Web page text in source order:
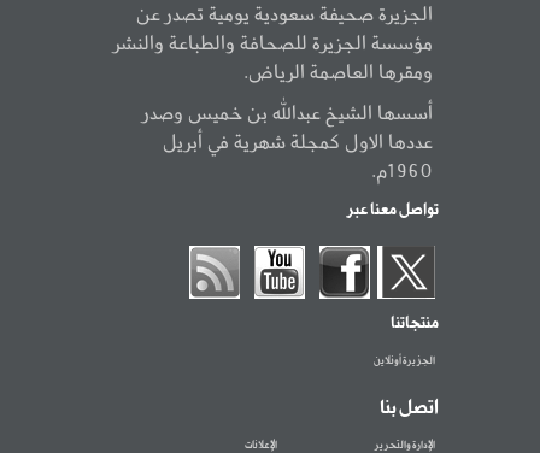
الجزيرة صحيفة سعودية يومية تصدر عن
مؤسسة الجزيرة للصحافة والطباعة والنشر
ومقرها العاصمة الرياض.
أسسها الشيخ عبدالله بن خميس وصدر
عددها الاول كمجلة شهرية في أبريل
1960م.
تواصل معنا عبر
منتجاتنا
الجزيرة أونلاين
اتصل بنا
الإدارة والتحرير الإعلانات